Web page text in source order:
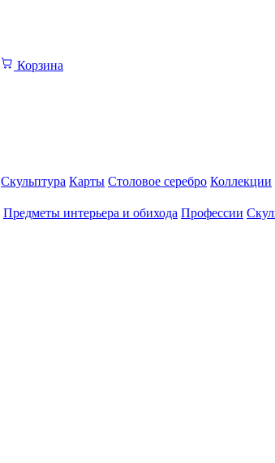
Корзина
Скульптура Карты Столовое серебро Коллекции
Предметы интерьера и обихода Профессии